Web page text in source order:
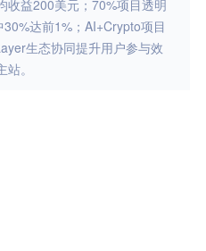
收益200美元；70%项目透明
达前1%；AI+Crypto项目
生态协同提升用户参与效
。